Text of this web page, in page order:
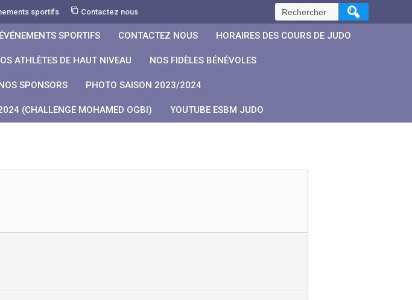
sportifs Contactez nous Rechercher :
SPORTIFS CONTACTEZ NOUS HORAIRES DES COURS DE JUDO
ATHLÈTES DE HAUT NIVEAU NOS FIDÈLES BÉNÉVOLES
SPONSORS PHOTO SAISON 2023/2024
(CHALLENGE MOHAMED OGBI) YOUTUBE ESBM JUDO